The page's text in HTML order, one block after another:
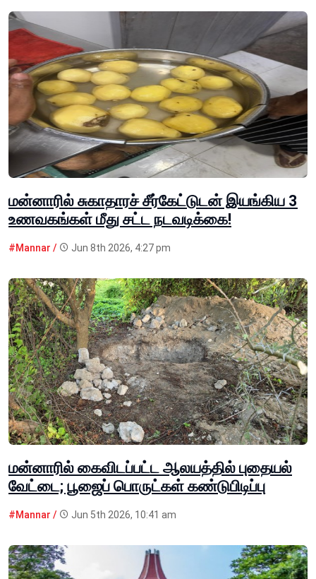
மன்னாரில் சுகாதாரச் சீர்கேட்டுடன் இயங்கிய 3
உணவகங்கள் மீது சட்ட நடவடிக்கை!
#Mannar / Jun 8th 2026, 4:27 pm
மன்னாரில் கைவிடப்பட்ட ஆலயத்தில் புதையல்
வேட்டை; பூஜைப் பொருட்கள் கண்டுபிடிப்பு
#Mannar / Jun 5th 2026, 10:41 am